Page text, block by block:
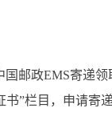
政EMS寄递领
”栏目，申请寄递